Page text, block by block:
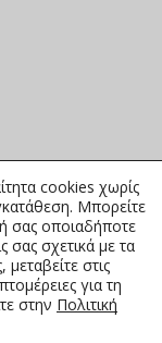
cookies χωρίς
Μπορείτε
σας οποιαδήποτε
σας σχετικά με τα
στις
για τη
στην Πολιτική